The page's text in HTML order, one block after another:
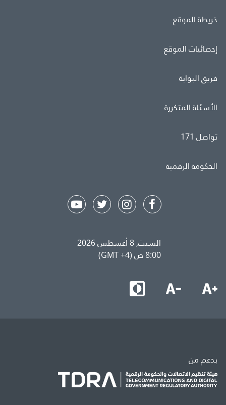
خريطة الموقع
إحصائيات الموقع
فريق البوابة
الأسئلة المتكررة
تواصل 171
الحكومة الرقمية
السبت, 8 أغسطس 2026
8:00 ص (GMT +4)
بدعم من